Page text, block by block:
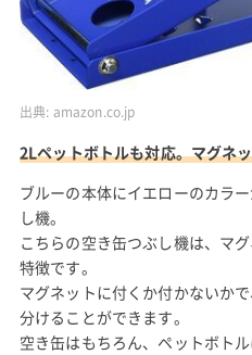
出典: amazon.co.jp
2Lペットボトルも対応。マグネ
ブルーの本体にイエローのカラ
し機。
こちらの空き缶つぶし機は、マ
特徴です。
マグネットに付くか付かないか
分けることができます。
空き缶はもちろん、ペットボト